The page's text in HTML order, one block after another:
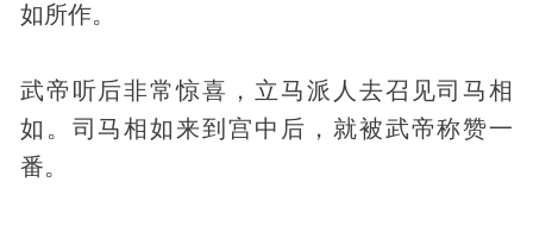
如所作。
武帝听后非常惊喜，立马派人去召见司马相
如。司马相如来到宫中后，就被武帝称赞一
番。